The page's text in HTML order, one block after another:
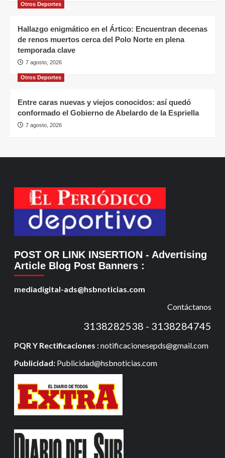
Otros Deportes
Hallazgo enigmático en el Ártico: Encuentran decenas
de renos muertos cerca del Polo Norte en plena
temporada clave
7 agosto, 2026
Otros Deportes
Entre caras nuevas y viejos conocidos: así quedó
conformado el Gobierno de Abelardo de la Espriella
7 agosto, 2026
POST OR LINK INSERTION - Advertising
Article Blog Post Banners :
mediadigital-ads@hsbnoticias.com
Contáctanos
3138282538 - 3138284745
PQR Y Rectificaciones :notificacionesepds@gmail.com
Publicidad: Publicidad@hsbnoticias.com